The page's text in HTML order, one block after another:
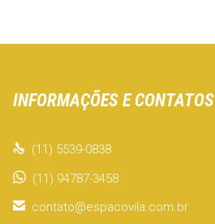
INFORMAÇÕES E CONTATOS
 (11) 5539-0838
(11) 94787-3458
 contato@espacovila.com.br